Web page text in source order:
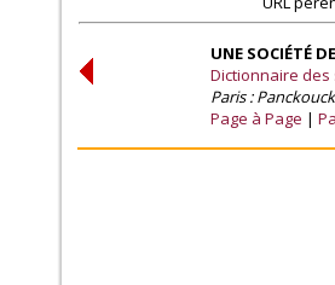
UNE SOCIÉTÉ
Dictionnaire des
Paris :
Page à Page